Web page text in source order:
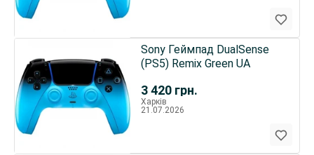
3 420 грн.
Sony Геймпад DualSense
(PS5) Remix Green UA
Харків
21.07.2026